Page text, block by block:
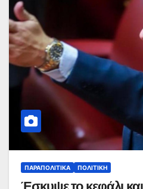
ΠΑΡΑΠΟΛΙΤΙΚΆ ΠΟΛΙΤΙΚΉ